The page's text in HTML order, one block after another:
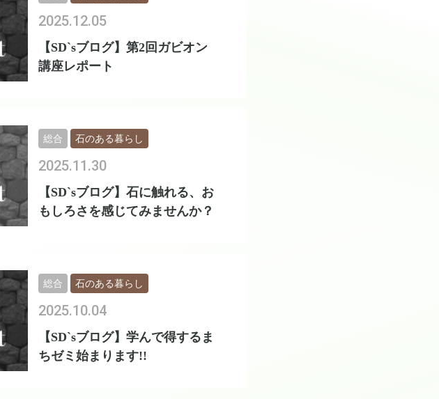
【SD`sブログ】第2回ガビオン
講座レポート
2025.12.05
【SD`sブログ】石に触れる、お
もしろさを感じてみませんか？
2025.11.30
総合 石のある暮らし
【SD`sブログ】学んで得するま
ちゼミ始まります!!
2025.10.04
総合 石のある暮らし